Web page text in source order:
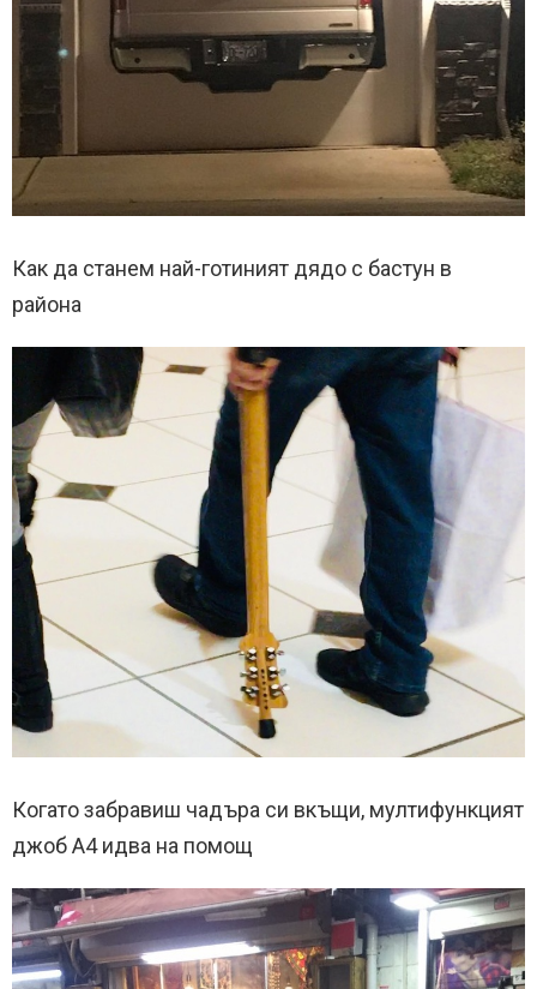
Как да станем най-готиният дядо с бастун в
района
Когато забравиш чадъра си вкъщи, мултифункцият
джоб A4 идва на помощ